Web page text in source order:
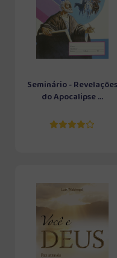
Seminário - Revelações
do Apocalipse ...